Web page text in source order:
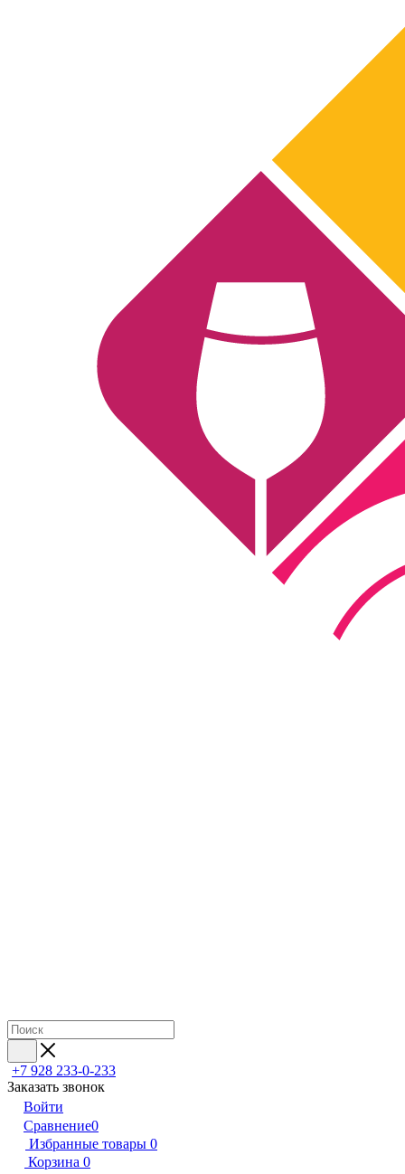
+7 928 233-0-233
Заказать звонок
Войти
Сравнение0
Избранные товары 0
Корзина 0